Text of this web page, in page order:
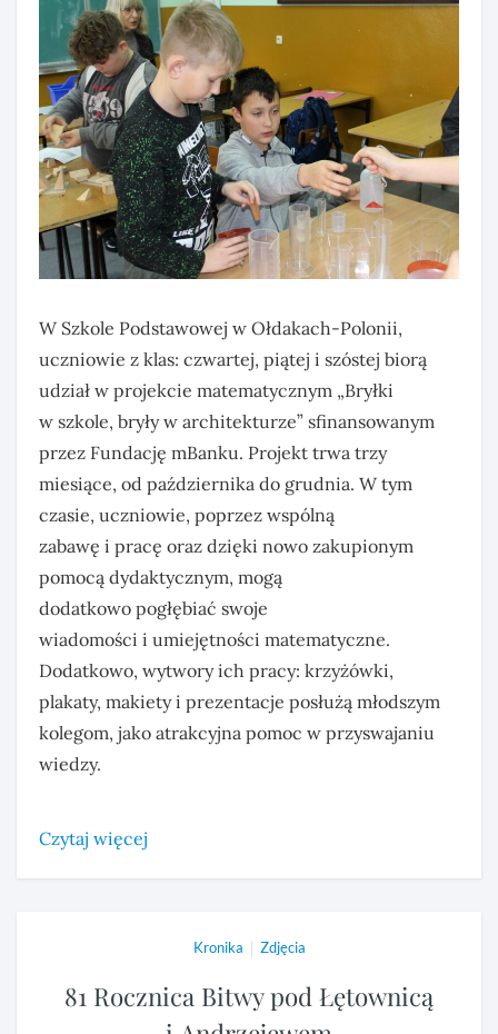
W Szkole Podstawowej w Ołdakach-Polonii,
uczniowie z klas: czwartej, piątej i szóstej biorą
udział w projekcie matematycznym „Bryłki
w szkole, bryły w architekturze” sfinansowanym
przez Fundację mBanku. Projekt trwa trzy
miesiące, od października do grudnia. W tym
czasie, uczniowie, poprzez wspólną
zabawę i pracę oraz dzięki nowo zakupionym
pomocą dydaktycznym, mogą
dodatkowo pogłębiać swoje
wiadomości i umiejętności matematyczne.
Dodatkowo, wytwory ich pracy: krzyżówki,
plakaty, makiety i prezentacje posłużą młodszym
kolegom, jako atrakcyjna pomoc w przyswajaniu
wiedzy.
Czytaj więcej
Kronika | Zdjęcia
81 Rocznica Bitwy pod Łętownicą